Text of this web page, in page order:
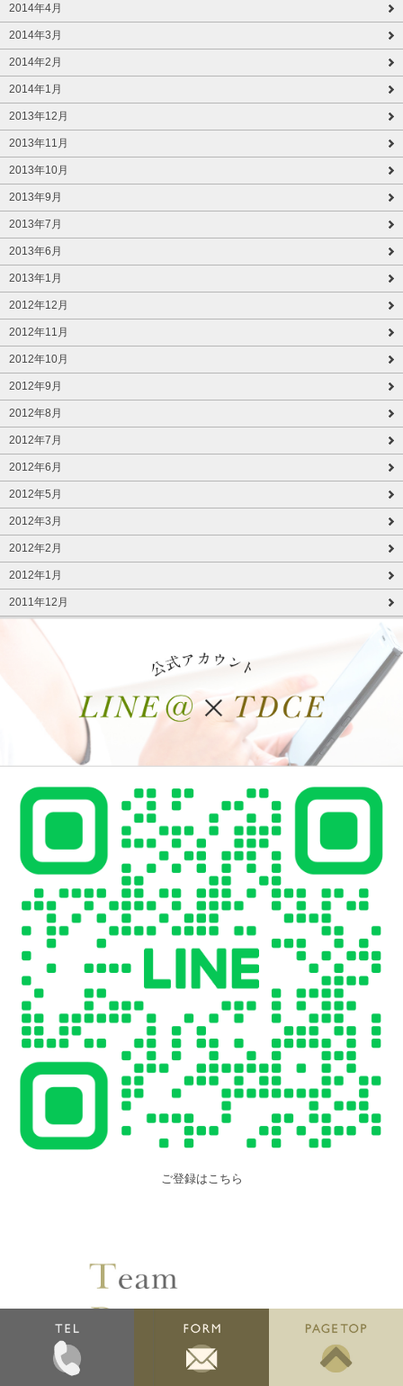
2014年4月
2014年3月
2014年2月
2014年1月
2013年12月
2013年11月
2013年10月
2013年9月
2013年7月
2013年6月
2013年1月
2012年12月
2012年11月
2012年10月
2012年9月
2012年8月
2012年7月
2012年6月
2012年5月
2012年3月
2012年2月
2012年1月
2011年12月
ご登録はこちら